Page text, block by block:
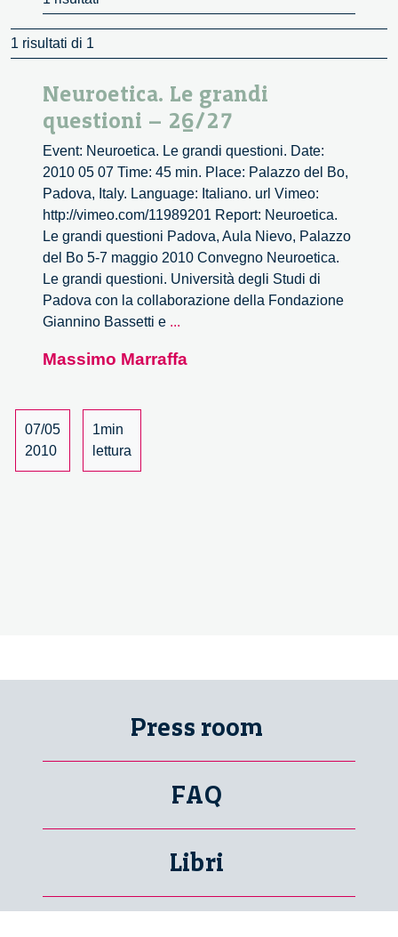
1 risultati di 1
Neuroetica. Le grandi
questioni – 26/27
Event: Neuroetica. Le grandi questioni. Date:
2010 05 07 Time: 45 min. Place: Palazzo del Bo,
Padova, Italy. Language: Italiano. url Vimeo:
http://vimeo.com/11989201 Report: Neuroetica.
Le grandi questioni Padova, Aula Nievo, Palazzo
del Bo 5-7 maggio 2010 Convegno Neuroetica.
Le grandi questioni. Università degli Studi di
Padova con la collaborazione della Fondazione
Giannino Bassetti e ...
grandi
Massimo Marraffa
07/05
2010
1min
lettura
Press room
FAQ
Libri